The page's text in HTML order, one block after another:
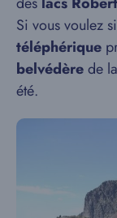
Si vous voulez
téléphérique
belvédèrede la
été.